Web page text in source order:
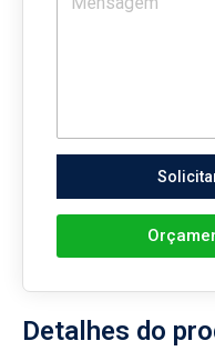
Detalhes do